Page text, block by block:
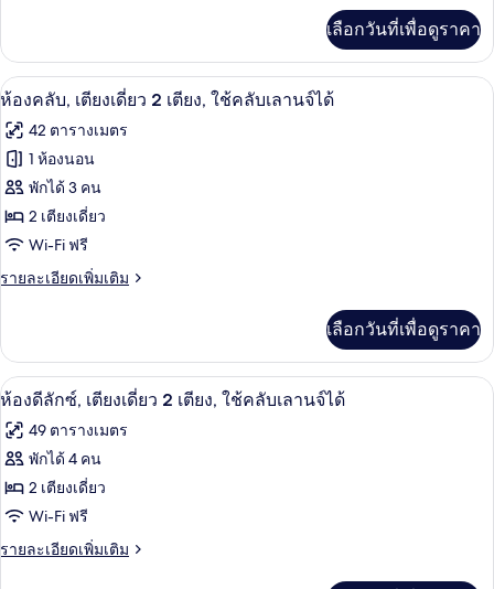
เตียง
(View)
เกี่ยว
กับ
ห้อง
เตียง
เดี่ยว
เตียง
(View)
เลือกวันที่เพื่อดูราคา
เปิด
ภาพถ่าย
ทั้งหมด
ของ
ห้อง
คลับ,
เตียง
2
เตียง,
ใช้
คลับ
เลา
นจ์
ผ้านวมขนเป็ด, มินิบาร์, ตู้นิรภัยในห้อ
8
ห้องคลับ, เตียงเดี่ยว 2 เตียง, ใช้คลับเลานจ์ได้
42 ตารางเมตร
1 ห้องนอน
พักได้ 3 คน
2 เตียงเดี่ยว
Wi-Fi ฟรี
รายละเอียดเพิ่มเติม
ราย
เกี่ยว
กับ
ห้อง
เตียง
เดี่ยว
เตียง,
ใช้
เลา
เลือกวันที่เพื่อดูราคา
เปิด
ภาพถ่าย
ทั้งหมด
ของ
ห้อง
ดี
ผ้านวมขนเป็ด, มินิบาร์, ตู้นิรภัยในห้อ
8
ห้องดีลักซ์, เตียงเดี่ยว 2 เตียง, ใช้คลับเลานจ์ได้
49 ตารางเมตร
พักได้ 4 คน
2 เตียงเดี่ยว
Wi-Fi ฟรี
รายละเอียดเพิ่มเติม
ราย